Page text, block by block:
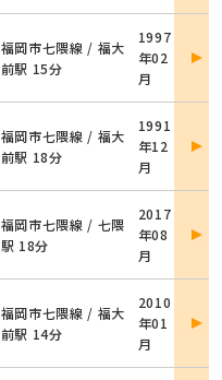
福岡市七隈線 / 福大
前駅 15分
1997
年02
月
詳
福岡市七隈線 / 福大
前駅 18分
1991
年12
月
詳
福岡市七隈線 / 七隈
駅 18分
2017
年08
月
詳
福岡市七隈線 / 福大
前駅 14分
2010
年01
月
詳